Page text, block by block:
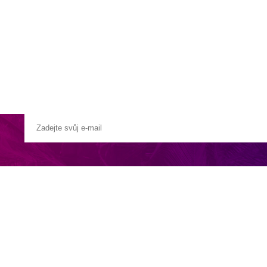
nebo hydroplánem. Přesný typ transferu je vždy uveden v názvu